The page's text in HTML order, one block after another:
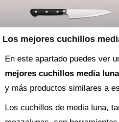
Los mejores cuchillos
En este apartado puedes ver
mejores cuchillos media
y más productos similares a
Los cuchillos de media luna,